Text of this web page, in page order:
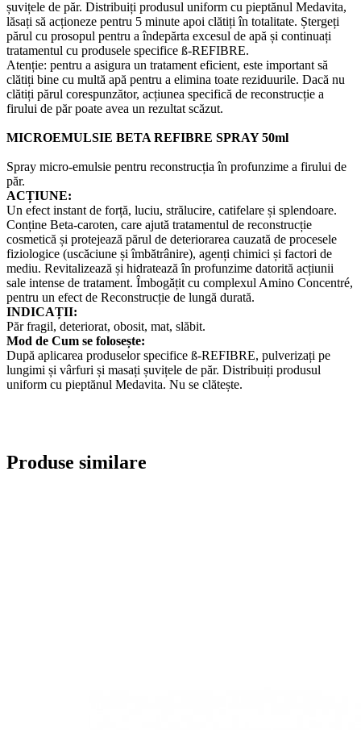
șuvițele de păr. Distribuiți produsul uniform cu pieptănul Medavita,
lăsați să acționeze pentru 5 minute apoi clătiți în totalitate. Ștergeți
părul cu prosopul pentru a îndepărta excesul de apă și continuați
tratamentul cu produsele specifice ß-REFIBRE.
Atenție: pentru a asigura un tratament eficient, este important să
clătiți bine cu multă apă pentru a elimina toate reziduurile. Dacă nu
clătiți părul corespunzător, acțiunea specifică de reconstrucție a
firului de păr poate avea un rezultat scăzut.
MICROEMULSIE BETA REFIBRE SPRAY 50ml
Spray micro-emulsie pentru reconstrucția în profunzime a firului de
păr.
ACȚIUNE:
Un efect instant de forță, luciu, strălucire, catifelare și splendoare.
Conține Beta-caroten, care ajută tratamentul de reconstrucție
cosmetică și protejează părul de deteriorarea cauzată de procesele
fiziologice (uscăciune și îmbătrânire), agenți chimici și factori de
mediu. Revitalizează și hidratează în profunzime datorită acțiunii
sale intense de tratament. Îmbogățit cu complexul Amino Concentré,
pentru un efect de Reconstrucție de lungă durată.
INDICAȚII:
Păr fragil, deteriorat, obosit, mat, slăbit.
Mod de Cum se folosește:
După aplicarea produselor specifice ß-REFIBRE, pulverizați pe
lungimi și vârfuri și masați șuvițele de păr. Distribuiți produsul
uniform cu pieptănul Medavita. Nu se clătește.
Produse similare